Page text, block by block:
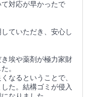
対応が早かったで
ていただき、安心し
埃や薬剤が極力家財
。
なるということで、
た。結構ゴミが侵入